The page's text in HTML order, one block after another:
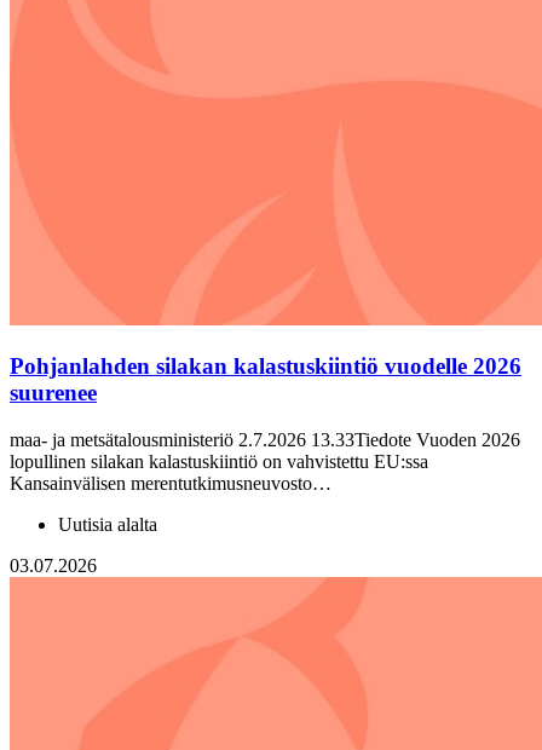
Pohjanlahden silakan kalastuskiintiö vuodelle 2026
suurenee
maa- ja metsätalousministeriö 2.7.2026 13.33Tiedote Vuoden 2026
lopullinen silakan kalastuskiintiö on vahvistettu EU:ssa
Kansainvälisen merentutkimusneuvosto…
Uutisia alalta
03.07.2026